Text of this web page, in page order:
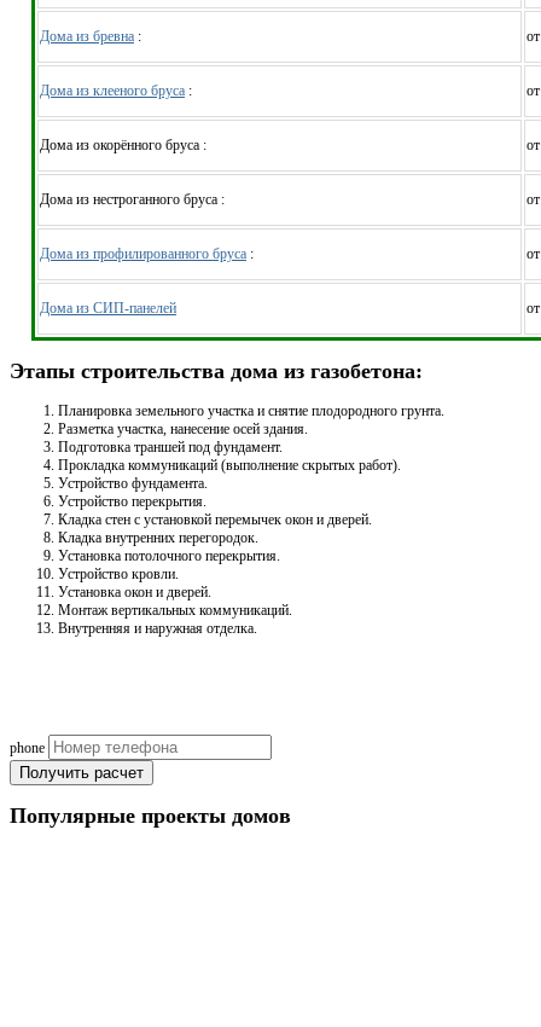
Дома из бревна :
Дома из клееного бруса :
Дома из окорённого бруса :
Дома из нестроганного бруса :
Дома из профилированного бруса :
Дома из СИП-панелей
Этапы строительства дома из газобетона:
Планировка земельного участка и снятие плодородного грунта.
Разметка участка, нанесение осей здания.
Подготовка траншей под фундамент.
Прокладка коммуникаций (выполнение скрытых работ).
Устройство фундамента.
Устройство перекрытия.
Кладка стен с установкой перемычек окон и дверей.
Кладка внутренних перегородок.
Установка потолочного перекрытия.
Устройство кровли.
Установка окон и дверей.
Монтаж вертикальных коммуникаций.
Внутренняя и наружная отделка.
phone
Получить расчет
Популярные проекты домов